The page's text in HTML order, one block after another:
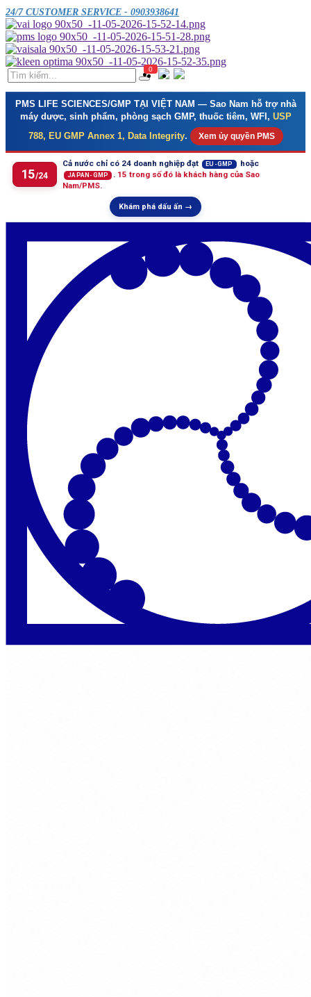
24/7 CUSTOMER SERVICE - 0903938641
0
PMS LIFE SCIENCES/GMP TẠI VIỆT NAM — Sao Nam hỗ trợ nhà
máy dược, sinh phẩm, phòng sạch GMP, thuốc tiêm, WFI, USP
788, EU GMP Annex 1, Data Integrity. Xem ủy quyền PMS
15/24
Cả nước chỉ có 24 doanh nghiệp đạt EU-GMP hoặc
JAPAN-GMP . 15 trong số đó là khách hàng của Sao
Nam/PMS.
Khám phá dấu ấn →